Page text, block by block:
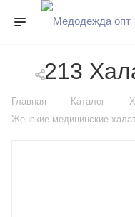
213
Главная — Каталог —
Женские медицинские